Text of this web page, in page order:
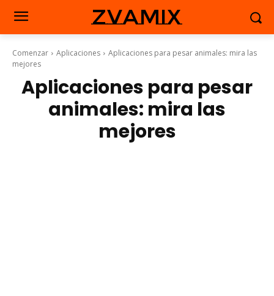
zvamix
Comenzar Aplicaciones
Aplicaciones para pesar animales: mira las
mejores
Aplicaciones para pesar
animales: mira las
mejores